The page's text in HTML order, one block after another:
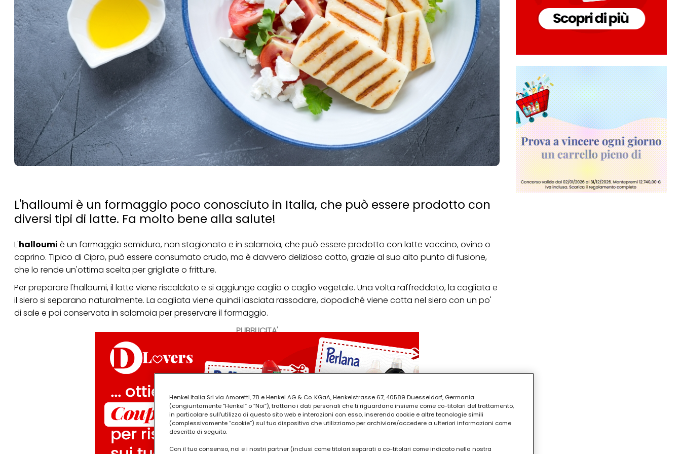
L'halloumi è un formaggio poco conosciuto in Italia, che può essere prodotto con
diversi tipi di latte. Fa molto bene alla salute!
PUBBLICITA'
L'halloumi è un formaggio semiduro, non stagionato e in salamoia, che può essere prodotto con latte vaccino, ovino o
caprino. Tipico di Cipro, può essere consumato crudo, ma è davvero delizioso cotto, grazie al suo alto punto di fusione,
che lo rende un'ottima scelta per grigliate o fritture.
Per preparare l'halloumi, il latte viene riscaldato e si aggiunge caglio o caglio vegetale. Una volta raffreddato, la cagliata e
il siero si separano naturalmente. La cagliata viene quindi lasciata rassodare, dopodiché viene cotta nel siero con un po'
di sale e poi conservata in salamoia per preservare il formaggio.
Henkel Italia Srl via Amoretti, 78 e Henkel AG & Co. KGaA, Henkelstrasse 67, 40589 Duesseldorf, Germania
(congiuntamente “Henkel” o “Noi”), trattano i dati personali che ti riguardano insieme come co-titolari del trattamento,
in particolare sull'utilizzo di questo sito web e interazioni con esso, inserendo cookie e altre tecnologie simili
(complessivamente “cookie”) sul tuo dispositivo che utilizziamo per archiviare/accedere a ulteriori informazioni come
descritto di seguito.
Con il tuo consenso, noi e i nostri partner (inclusi come titolari separati o co-titolari come indicato nella nostra